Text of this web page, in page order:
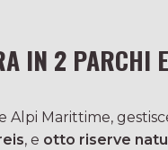
IN 2 PARCHI
Marittime,
, e otto riserve